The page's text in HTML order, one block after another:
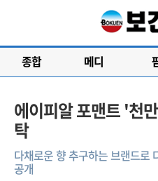
종합 메디
에이피알 포맨트 '천
탁
다채로운 향 추구하는 브랜드
공개